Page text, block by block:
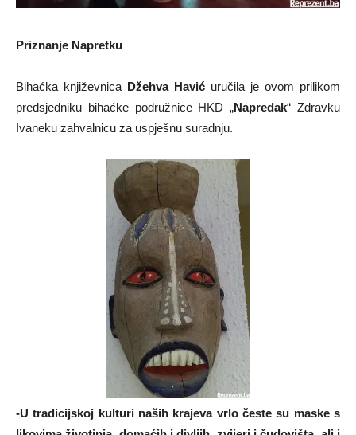
Priznanje Napretku
Bihaćka književnica Džehva Havić uručila je ovom prilikom
predsjedniku bihaćke podružnice HKD „Napredak“ Zdravku
Ivaneku zahvalnicu za uspješnu suradnju.
-U tradicijskoj kulturi naših krajeva vrlo česte su maske s